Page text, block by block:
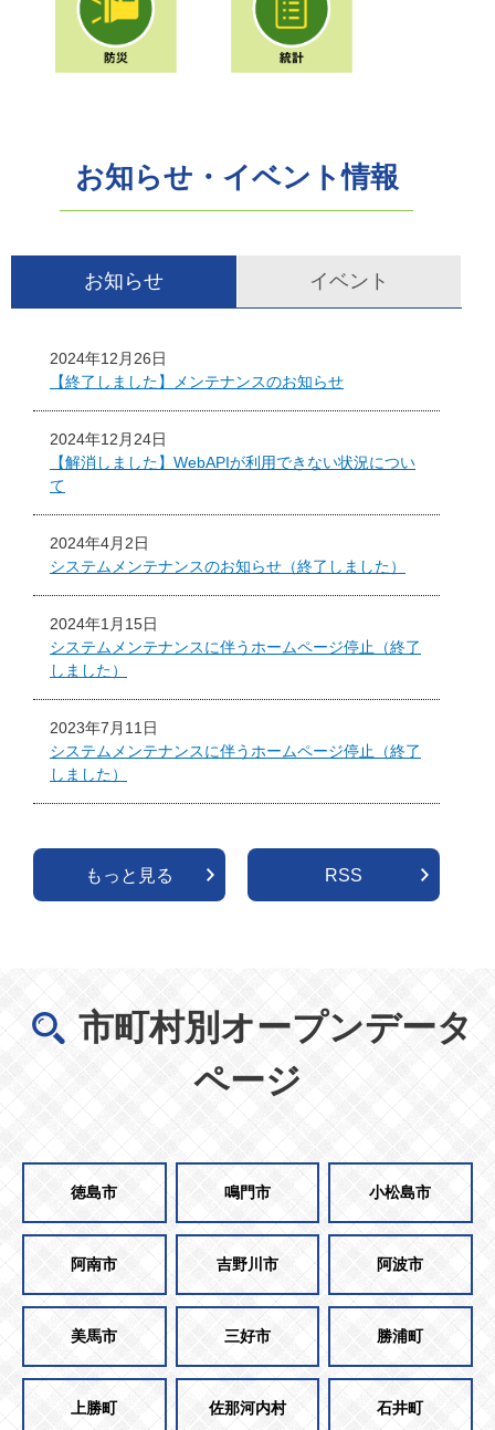
お知らせ・イベント情報
お知らせ イベント
2024年12月26日
【終了しました】メンテナンスのお知らせ
2024年12月24日
【解消しました】WebAPIが利用できない状況につい
て
2024年4月2日
システムメンテナンスのお知らせ（終了しました）
2024年1月15日
システムメンテナンスに伴うホームページ停止（終了
しました）
2023年7月11日
システムメンテナンスに伴うホームページ停止（終了
しました）
もっと見る RSS
市町村別オープンデータ
ページ
徳島市 鳴門市 小松島市
阿南市 吉野川市 阿波市
美馬市 三好市 勝浦町
上勝町 佐那河内村 石井町